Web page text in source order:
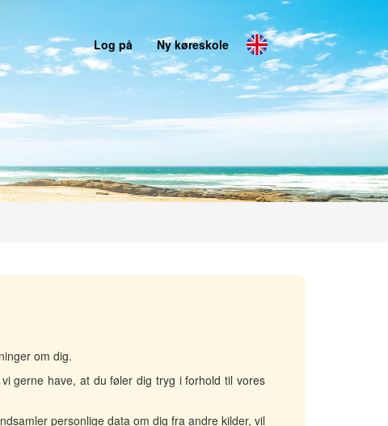
Log på Ny køreskole
om dig.
gerne have, at du føler dig tryg i forhold til vores
personlige data om dig fra andre kilder, vil